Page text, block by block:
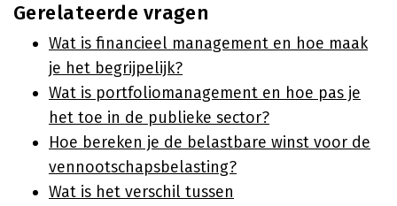
Gerelateerde vragen
Wat is financieel management en hoe maak
je het begrijpelijk?
Wat is portfoliomanagement en hoe pas je
het toe in de publieke sector?
Hoe bereken je de belastbare winst voor de
vennootschapsbelasting?
Wat is het verschil tussen